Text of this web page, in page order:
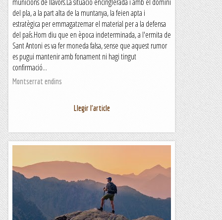
del pla, a la part alta de la muntanya, la feien apta i
estratègica per emmagatzemar el material per a la defensa
del país.Hom diu que en època indeterminada, a l'ermita de
Sant Antoni es va fer moneda falsa, sense que aquest rumor
es pugui mantenir amb fonament ni hagi tingut
confirmació...
Montserrat endins
Llegir l'article